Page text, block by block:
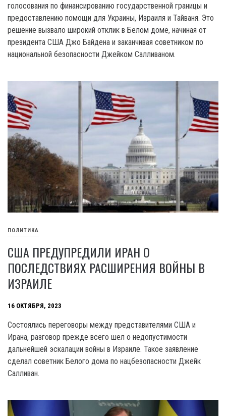
голосования по финансированию государственной границы и
предоставлению помощи для Украины, Израиля и Тайваня. Это
решение вызвало широкий отклик в Белом доме, начиная от
президента США Джо Байдена и заканчивая советником по
национальной безопасности Джейком Салливаном.
ПОЛИТИКА
США ПРЕДУПРЕДИЛИ ИРАН О
ПОСЛЕДСТВИЯХ РАСШИРЕНИЯ ВОЙНЫ В
ИЗРАИЛЕ
16 ОКТЯБРЯ, 2023
Состоялись переговоры между представителями США и
Ирана, разговор прежде всего шел о недопустимости
дальнейшей эскалации войны в Израиле. Такое заявление
сделал советник Белого дома по нацбезопасности Джейк
Салливан.